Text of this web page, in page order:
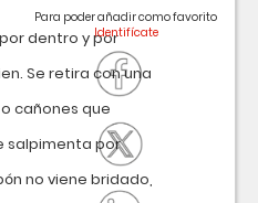
por dentro y por
Se retira con una
cañones que
salpimenta por
no viene bridado,
Para poder añadir como favorito